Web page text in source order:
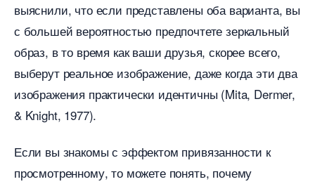
ыяснили, что если представлены оба варианта, вы
с большей вероятностью предпочтете зеркальный
образ, в то время как ваши друзья, скорее всего,
ыберут реальное изображение, даже когда эти два
изображения практически идентичны (Mita, Dermer,
& Knight, 1977).
Если вы знакомы с эффектом привязанности к
просмотренному, то можете понять, почему